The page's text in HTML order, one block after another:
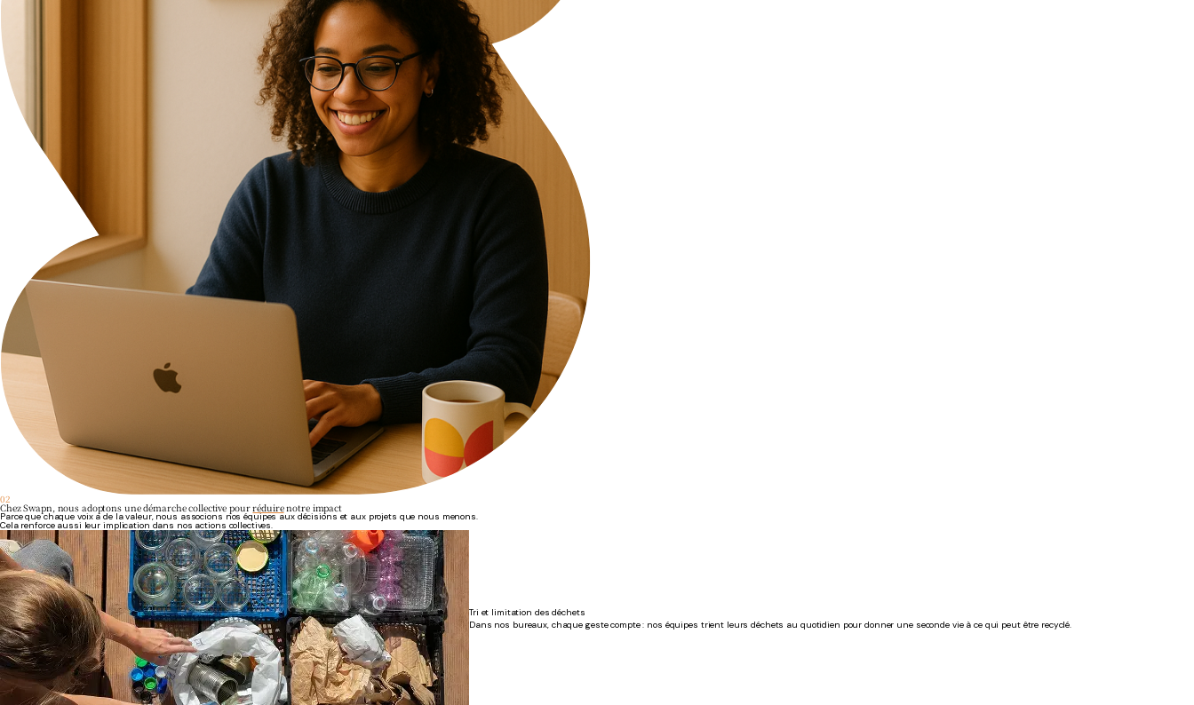
02
Chez Swapn, nous adoptons une démarche collective pourréduirenotre impact
Parce que chaque voix a de la valeur, nous associons nos équipes aux décisions et aux projets que nous menons.
Cela renforce aussi leur implication dans nos actions collectives.
Tri et limitation des déchets
Dans nos bureaux, chaque geste compte : nos équipes trient leurs déchets au quotidien pour donner une seconde vie à ce qui peut être recyclé.